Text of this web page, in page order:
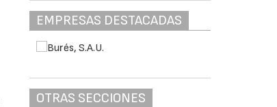
EMPRESAS DESTACADAS
OTRAS SECCIONES